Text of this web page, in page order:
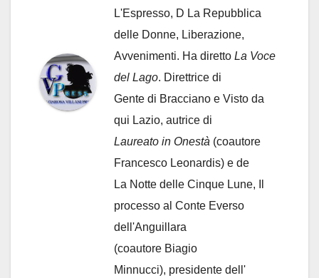
L'Espresso, D La Repubblica
delle Donne, Liberazione,
Avvenimenti. Ha diretto La Voce
del Lago. Direttrice di
Gente di Bracciano e Visto da
qui Lazio, autrice di
Laureato in Onestà (coautore
Francesco Leonardis) e de
La Notte delle Cinque Lune, Il
processo al Conte Everso
dell'Anguillara
(coautore Biagio
Minnucci), presidente dell'